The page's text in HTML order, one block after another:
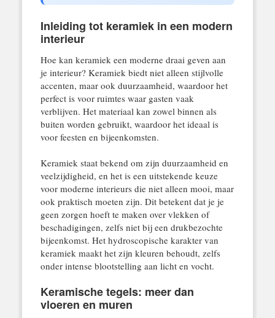
Inleiding tot keramiek in een modern
interieur
Hoe kan keramiek een moderne draai geven aan
je interieur? Keramiek biedt niet alleen stijlvolle
accenten, maar ook duurzaamheid, waardoor het
perfect is voor ruimtes waar gasten vaak
verblijven. Het materiaal kan zowel binnen als
buiten worden gebruikt, waardoor het ideaal is
voor feesten en bijeenkomsten.
Keramiek staat bekend om zijn duurzaamheid en
veelzijdigheid, en het is een uitstekende keuze
voor moderne interieurs die niet alleen mooi, maar
ook praktisch moeten zijn. Dit betekent dat je je
geen zorgen hoeft te maken over vlekken of
beschadigingen, zelfs niet bij een drukbezochte
bijeenkomst. Het hydroscopische karakter van
keramiek maakt het zijn kleuren behoudt, zelfs
onder intense blootstelling aan licht en vocht.
Keramische tegels: meer dan
vloeren en muren